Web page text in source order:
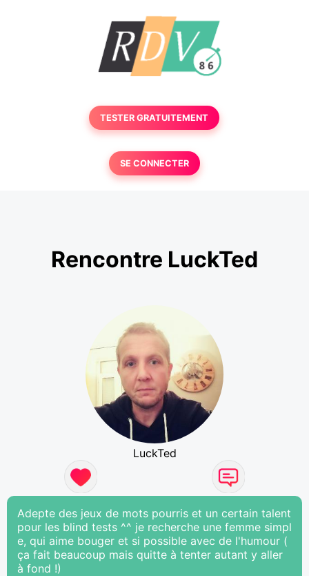
TESTER GRATUITEMENT
SE CONNECTER
Rencontre LuckTed
LuckTed
Adepte des jeux de mots pourris et un certain talent
pour les blind tests ^^ je recherche une femme simpl
e, qui aime bouger et si possible avec de l'humour (
ça fait beaucoup mais quitte à tenter autant y aller
à fond !)